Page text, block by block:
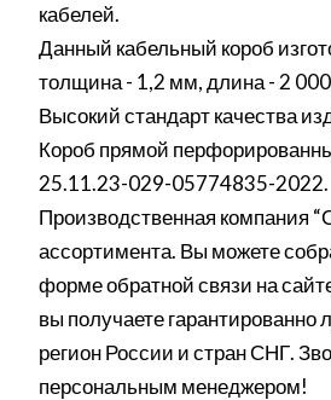
кабелей.
Данный кабельный короб
толщина - 1,2 мм, длина - 2
Высокий стандарт качества
Короб прямой
25.11.23-029-05774835-2022.
Производственная компания
ассортимента. Вы можете
форме обратной связи на
вы получаете
регион России и стран СНГ.
персональным менеджером!